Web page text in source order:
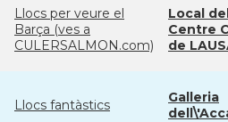
Llocs per veure el
Barça (ves a
CULERSALMON.com)
Local
Centre
de
Llocs fantàstics
Galleria